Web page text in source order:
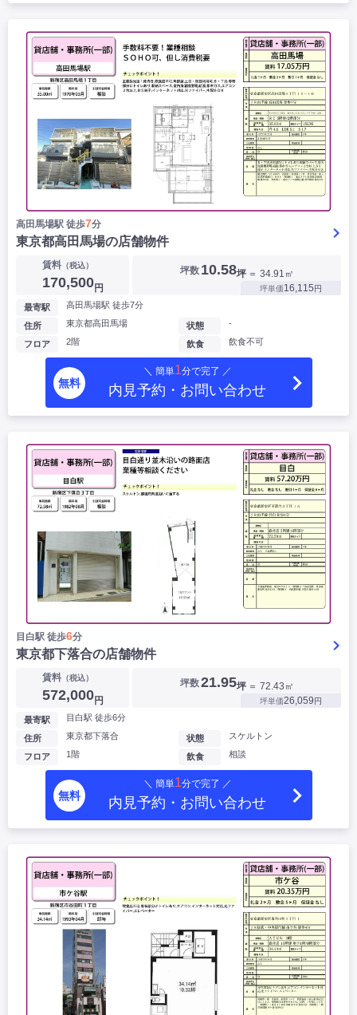
高田馬場駅 徒歩7分
東京都高田馬場の店舗物件
賃料（税込）
170,500円
坪数 10.58坪 ＝ 34.91㎡
坪単価16,115円
最寄駅 高田馬場駅 徒歩7分
住所 東京都高田馬場
フロア 2階
状態 -
飲食 飲食不可
無料
＼ 簡単1分で完了 ／
内見予約・お問い合わせ
目白駅 徒歩6分
東京都下落合の店舗物件
賃料（税込）
572,000円
坪数21.95坪 ＝ 72.43㎡
坪単価26,059円
最寄駅 目白駅 徒歩6分
住所 東京都下落合
フロア 1階
状態 スケルトン
飲食 相談
無料
＼ 簡単1分で完了 ／
内見予約・お問い合わせ